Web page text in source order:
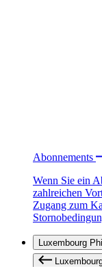
Abonnements
Wenn Sie ein
zahlreichen
Zugang zum
Luxembourg